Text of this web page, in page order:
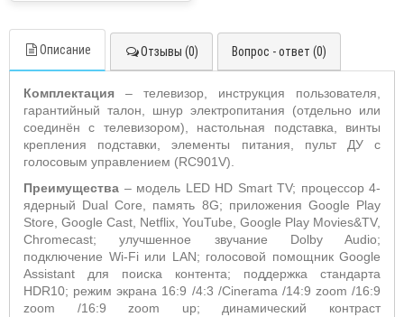
Описание Отзывы (0) Вопрос - ответ (0)
Комплектация – телевизор, инструкция пользователя,
гарантийный талон, шнур электропитания (отдельно или
соединён с телевизором), настольная подставка, винты
крепления подставки, элементы питания, пульт ДУ с
голосовым управлением (RC901V).
Преимущества – модель LED HD Smart TV; процессор 4-
ядерный Dual Core, память 8G; приложения Google Play
Store, Google Cast, Netflix, YouTube, Google Play Movies&TV,
Chromecast; улучшенное звучание Dolby Audio;
подключение Wi-Fi или LAN; голосовой помощник Google
Assistant для поиска контента; поддержка стандарта
HDR10; режим экрана 16:9 /4:3 /Cinerama /14:9 zoom /16:9
zoom /16:9 zoom up; динамический контраст